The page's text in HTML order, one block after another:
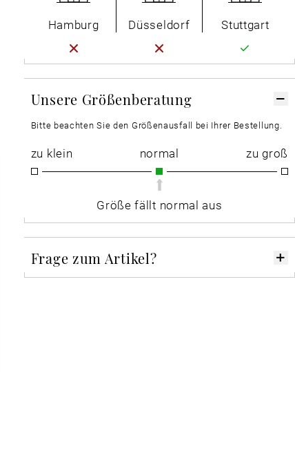
Hamburg Düsseldorf Stuttgart
Unsere Größenberatung
Bitte beachten Sie den Größenausfall bei Ihrer Bestellung.
zu klein normal zu groß
Größe fällt normal aus
Frage zum Artikel?